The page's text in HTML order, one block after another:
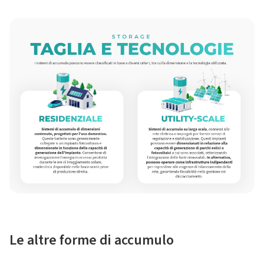
Le altre forme di accumulo